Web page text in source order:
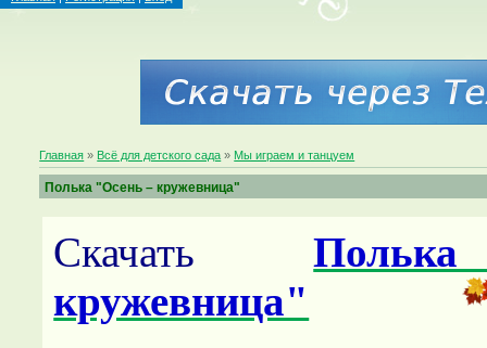
Главная » Всё для детского сада » Мы играем и танцуем
Полька "Осень – кружевница"
Скачать
кружевница"